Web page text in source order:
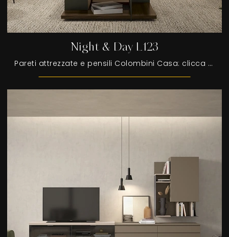
Night & Day L123
Pareti attrezzate e pensili Colombini Casa: clicca e scopri il modello Night & Day L123 e potrai impreziosire stanze moderne di ogni tipo.